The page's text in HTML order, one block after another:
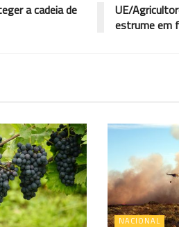
a cadeia de
UE/
estrume em
NACIONAL